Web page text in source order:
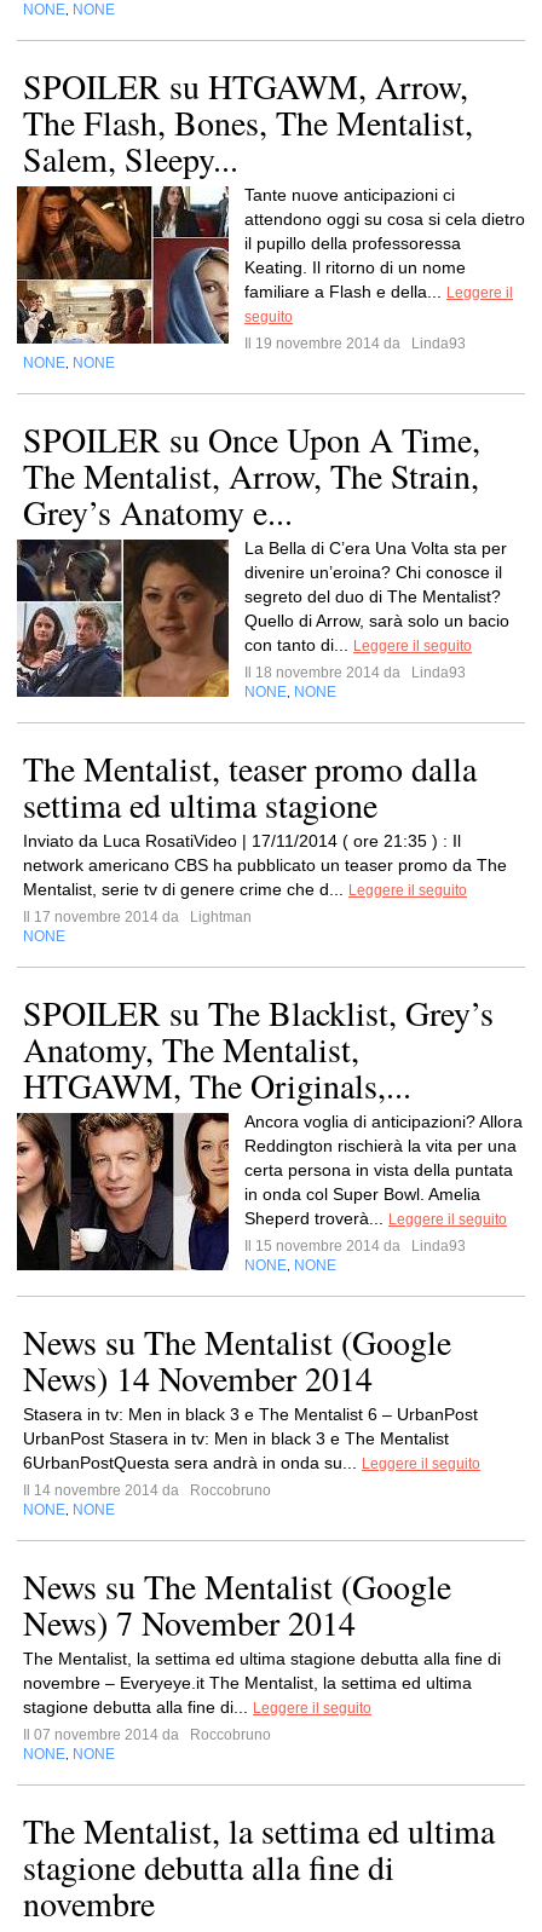
NONE NONE
SPOILER su HTGAWM, Arrow,
The Flash, Bones, The Mentalist,
Salem, Sleepy...
Tante nuove anticipazioni ci
attendono oggi su cosa si cela dietro
il pupillo della professoressa
Keating. Il ritorno di un nome
familiare a Flash e della...
Leggere il
seguito
Il 19 novembre 2014 da
Linda93
NONE NONE
SPOILER su Once Upon A Time,
The Mentalist, Arrow, The Strain,
Grey’s Anatomy e...
La Bella di C’era Una Volta sta per
divenire un’eroina? Chi conosce il
segreto del duo di The Mentalist?
Quello di Arrow, sarà solo un bacio
con tanto di...
Leggere il seguito
Il 18 novembre 2014 da
Linda93
NONE NONE
The Mentalist, teaser promo dalla
settima ed ultima stagione
Inviato da Luca RosatiVideo | 17/11/2014 ( ore 21:35 ) : Il
network americano CBS ha pubblicato un teaser promo da The
Mentalist, serie tv di genere crime che d...
Leggere il seguito
Il 17 novembre 2014 da
Lightman
NONE
SPOILER su The Blacklist, Grey’s
Anatomy, The Mentalist,
HTGAWM, The Originals,...
Ancora voglia di anticipazioni? Allora
Reddington rischierà la vita per una
certa persona in vista della puntata
in onda col Super Bowl. Amelia
Sheperd troverà...
Leggere il seguito
Il 15 novembre 2014 da
Linda93
NONE NONE
News su The Mentalist (Google
News) 14 November 2014
Stasera in tv: Men in black 3 e The Mentalist 6 – UrbanPost
UrbanPost Stasera in tv: Men in black 3 e The Mentalist
6UrbanPostQuesta sera andrà in onda su...
Leggere il seguito
Il 14 novembre 2014 da
Roccobruno
NONE NONE
News su The Mentalist (Google
News) 7 November 2014
The Mentalist, la settima ed ultima stagione debutta alla fine di
novembre – Everyeye.it The Mentalist, la settima ed ultima
stagione debutta alla fine di...
Leggere il seguito
Il 07 novembre 2014 da
Roccobruno
NONE NONE
The Mentalist, la settima ed ultima
stagione debutta alla fine di
novembre